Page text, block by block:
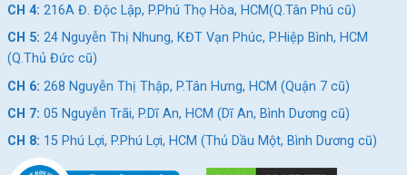
CH 4: 216A Đ. Độc Lập, P.Phú Thọ Hòa, HCM(Q.Tân Phú cũ)
CH 5: 24 Nguyễn Thị Nhung, KĐT Vạn Phúc, P.Hiệp Bình, HCM
(Q.Thủ Đức cũ)
CH 6: 268 Nguyễn Thị Thập, P.Tân Hưng, HCM (Quận 7 cũ)
CH 7: 05 Nguyễn Trãi, P.Dĩ An, HCM (Dĩ An, Bình Dương cũ)
CH 8: 15 Phú Lợi, P.Phú Lợi, HCM (Thủ Dầu Một, Bình Dương cũ)